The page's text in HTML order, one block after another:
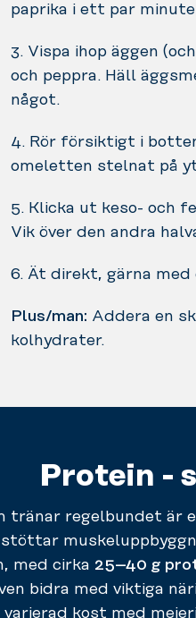
paprika i ett par
3. Vispa ihop äggen
och peppra. Häll
något.
4. Rör försiktigt i
omeletten stelnat på
5. Klicka ut keso- och
Vik över den andra
6. Ät direkt, gärna med
Plus/man: Addera en
kolhydrater.
Protein -
tränar regelbundet är
med cirka 25–40 g
bidra med viktiga
varierad kost med